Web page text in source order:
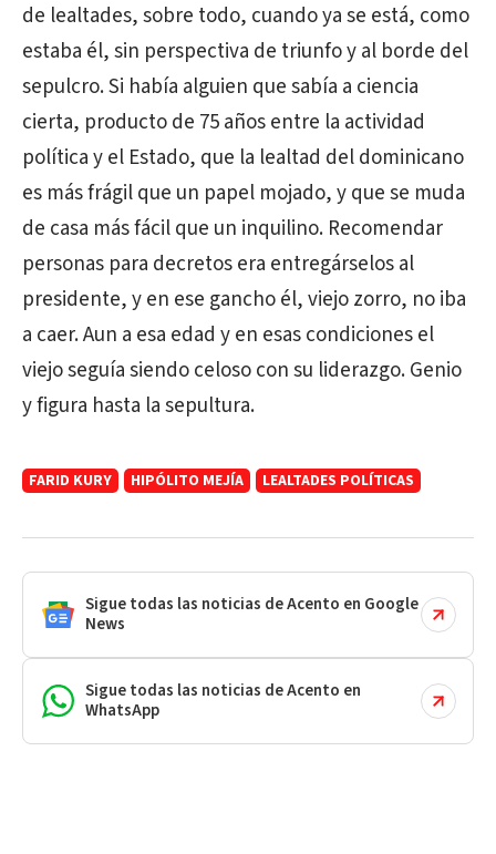
de lealtades, sobre todo, cuando ya se está, como
estaba él, sin perspectiva de triunfo y al borde del
sepulcro. Si había alguien que sabía a ciencia
cierta, producto de 75 años entre la actividad
política y el Estado, que la lealtad del dominicano
es más frágil que un papel mojado, y que se muda
de casa más fácil que un inquilino. Recomendar
personas para decretos era entregárselos al
presidente, y en ese gancho él, viejo zorro, no iba
a caer. Aun a esa edad y en esas condiciones el
viejo seguía siendo celoso con su liderazgo. Genio
y figura hasta la sepultura.
FARID KURY HIPÓLITO MEJÍA LEALTADES POLÍTICAS
Sigue todas las noticias de Acento en Google
News
Sigue todas las noticias de Acento en
WhatsApp